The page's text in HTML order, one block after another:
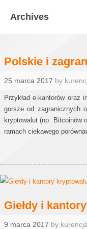
Archives
Polskie i
25 marca 2017 by
Przykład e-kantorów
gorsze od zagranicznych
kryptowalut (np. Bitcoinów
ramach ciekawego
Giełdy i
9 marca 2017 by